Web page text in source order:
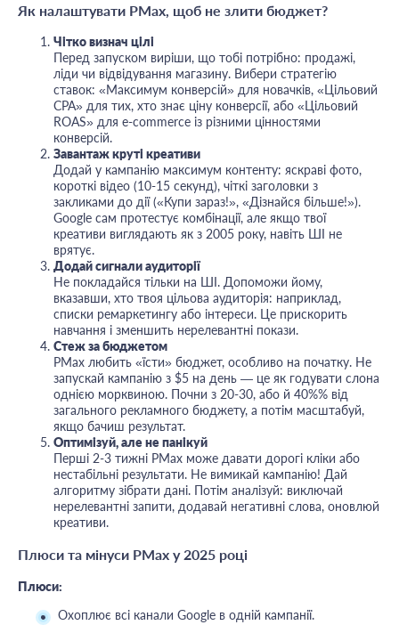
Як налаштувати PMax, щоб не злити бюджет?
Чітко визнач цілі
Перед запуском виріши, що тобі потрібно: продажі,
ліди чи відвідування магазину. Вибери стратегію
ставок: «Максимум конверсій» для новачків, «Цільовий
CPA» для тих, хто знає ціну конверсії, або «Цільовий
ROAS» для e-commerce із різними цінностями
конверсій.
Завантаж круті креативи
Додай у кампанію максимум контенту: яскраві фото,
короткі відео (10-15 секунд), чіткі заголовки з
закликами до дії («Купи зараз!», «Дізнайся більше!»).
Google сам протестує комбінації, але якщо твої
креативи виглядають як з 2005 року, навіть ШІ не
врятує.
Додай сигнали аудиторії
Не покладайся тільки на ШІ. Допоможи йому,
вказавши, хто твоя цільова аудиторія: наприклад,
списки ремаркетингу або інтереси. Це прискорить
навчання і зменшить нерелевантні покази.
Стеж за бюджетом
PMax любить «їсти» бюджет, особливо на початку. Не
запускай кампанію з $5 на день — це як годувати слона
однією морквиною. Почни з 20-30, або й 40%% від
загального рекламного бюджету, а потім масштабуй,
якщо бачиш результат.
Оптимізуй, але не панікуй
Перші 2-3 тижні PMax може давати дорогі кліки або
нестабільні результати. Не вимикай кампанію! Дай
алгоритму зібрати дані. Потім аналізуй: виключай
нерелевантні запити, додавай негативні слова, оновлюй
креативи.
Плюси та мінуси PMax у 2025 році
Плюси:
Охоплює всі канали Google в одній кампанії.